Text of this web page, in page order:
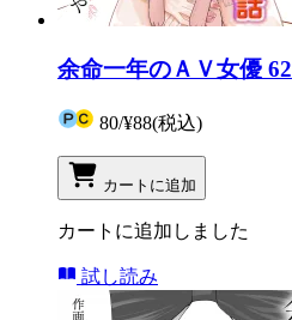
余命一年のＡＶ女優 62
80/¥88(税込)
カートに追加
カートに追加しました
試し読み